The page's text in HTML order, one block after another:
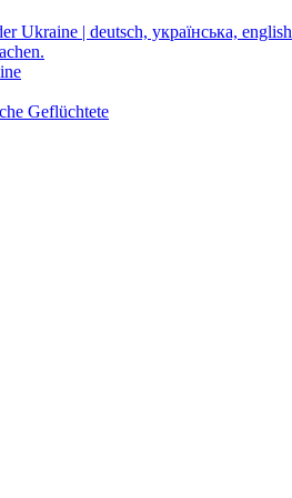
Ukraine | deutsch, українська, english
Geflüchtete